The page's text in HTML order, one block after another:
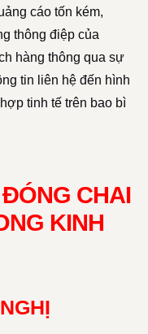
cáo tốn kém,
thông điệp của
hàng thông qua sự
tin liên hệ đến hình
tinh tế trên bao bì
CHAI
KINH